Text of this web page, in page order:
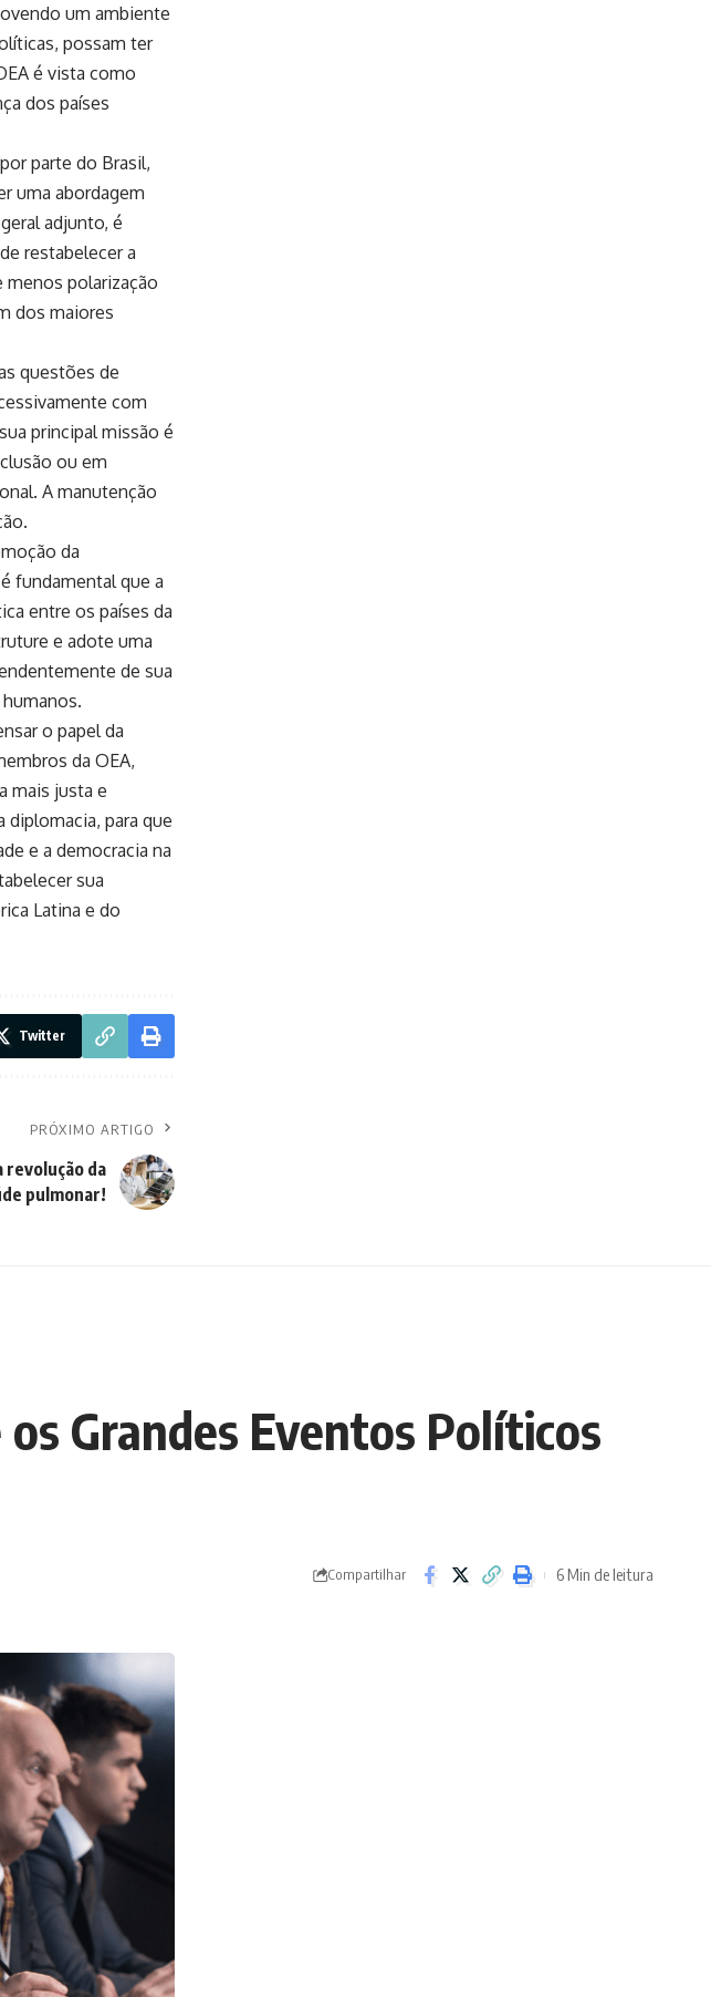
um ambiente
possam ter
é vista como
dos países
parte do Brasil,
uma abordagem
adjunto, é
restabelecer a
menos polarização
dos maiores
questões de
com
principal missão é
ou em
A manutenção
da
fundamental que a
entre os países da
e adote uma
de sua
o papel da
da OEA,
mais justa e
para que
e a democracia na
sua
Latina e do
Twitter
PRÓXIMO ARTIGO
revolução da
pulmonar!
Grandes Eventos Políticos
Compartilhar 6 Min de leitura